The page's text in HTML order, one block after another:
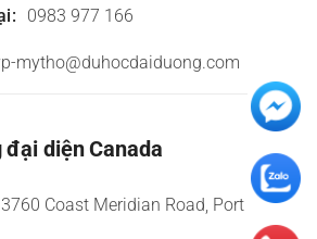
0983 977 166
mytho@duhocdaiduong.com
đại diện Canada
3760 Coast Meridian Road, Port